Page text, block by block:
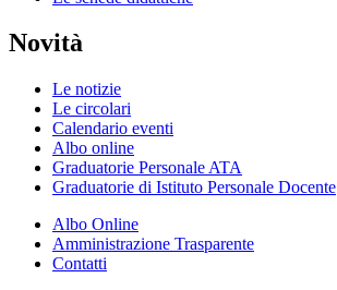
Novità
Le notizie
Le circolari
Calendario eventi
Albo online
Graduatorie Personale ATA
Graduatorie di Istituto Personale Docente
Albo Online
Amministrazione Trasparente
Contatti